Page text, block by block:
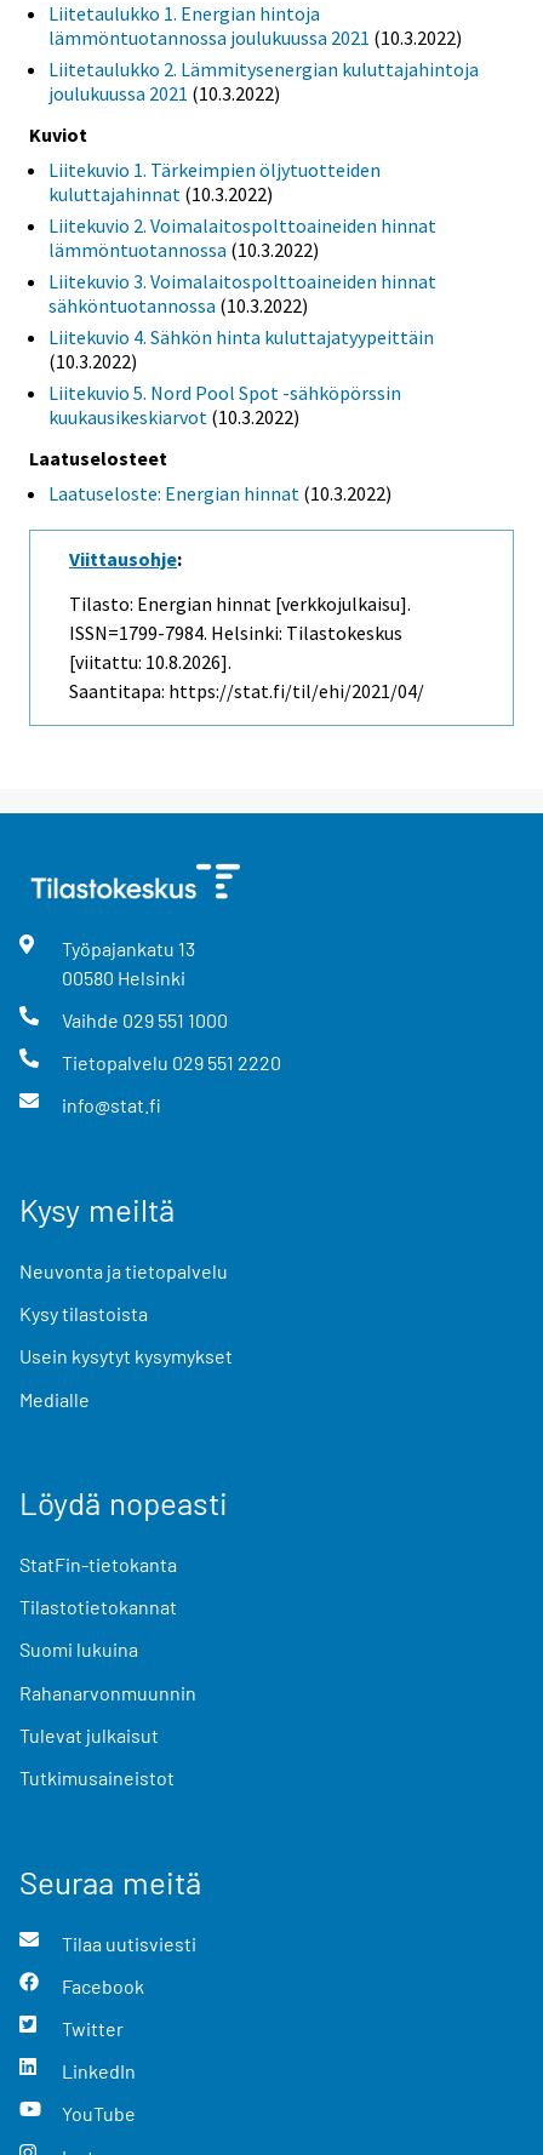
Liitetaulukko 1. Energian hintoja
lämmöntuotannossa joulukuussa 2021 (10.3.2022)
Liitetaulukko 2. Lämmitysenergian kuluttajahintoja
joulukuussa 2021 (10.3.2022)
Kuviot
Liitekuvio 1. Tärkeimpien öljytuotteiden
kuluttajahinnat (10.3.2022)
Liitekuvio 2. Voimalaitospolttoaineiden hinnat
lämmöntuotannossa (10.3.2022)
Liitekuvio 3. Voimalaitospolttoaineiden hinnat
sähköntuotannossa (10.3.2022)
Liitekuvio 4. Sähkön hinta kuluttajatyypeittäin
(10.3.2022)
Liitekuvio 5. Nord Pool Spot -sähköpörssin
kuukausikeskiarvot (10.3.2022)
Laatuselosteet
Laatuseloste: Energian hinnat (10.3.2022)
Viittausohje:
Tilasto: Energian hinnat [verkkojulkaisu].
ISSN=1799-7984. Helsinki: Tilastokeskus
[viitattu: 10.8.2026].
Saantitapa: https://stat.fi/til/ehi/2021/04/
Työpajankatu 13
00580 Helsinki
Vaihde 029 551 1000
Tietopalvelu 029 551 2220
info@stat.fi
Kysy meiltä
Neuvonta ja tietopalvelu
Kysy tilastoista
Usein kysytyt kysymykset
Medialle
Löydä nopeasti
StatFin-tietokanta
Tilastotietokannat
Suomi lukuina
Rahanarvonmuunnin
Tulevat julkaisut
Tutkimusaineistot
Seuraa meitä
Tilaa uutisviesti
Facebook
Twitter
LinkedIn
YouTube